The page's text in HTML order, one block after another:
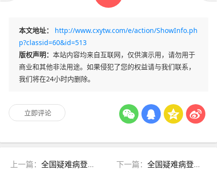
本文地址：
http://www.cxytw.com/e/action/ShowInfo.ph
p?classid=60&id=513
版权声明： 本站内容均来自互联网，仅供演示用，请勿用于
商业和其他非法用途。如果侵犯了您的权益请与我们联系，
我们将在24小时内删除。
立即评论
上一篇： 全国疑难病登记注册——东北区信息 下一篇：全国疑难病登记注册——华北区信息